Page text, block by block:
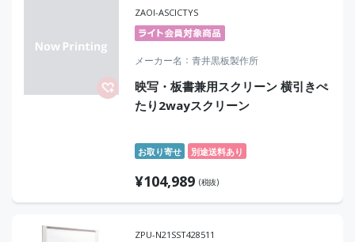
ZAOI-ASCICTYS
メーカー名 青井黒板製作所
映写・板書兼用スクリーン 横引きぺ
たり2wayスクリーン
お取り寄せ 別途送料あり
¥104,989 (税抜)
ZPU-N21SST428511